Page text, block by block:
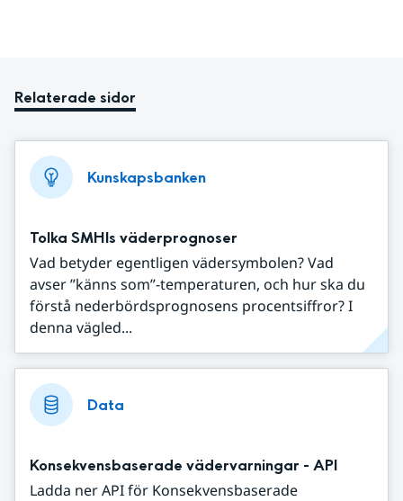
Relaterade sidor
Kunskapsbanken
Tolka SMHIs väderprognoser
Vad betyder egentligen vädersymbolen? Vad
avser ”känns som”-temperaturen, och hur ska du
förstå nederbördsprognosens procentsiffror? I
denna vägled...
Data
Konsekvensbaserade vädervarningar - API
Ladda ner API för Konsekvensbaserade